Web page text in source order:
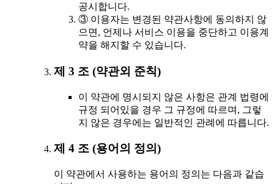
공시합니다.
③ 이용자는 변경된 약관사항에 동의하지 않
으면, 언제나 서비스 이용을 중단하고 이용계
약을 해지할 수 있습니다.
제 3 조 (약관외 준칙)
이 약관에 명시되지 않은 사항은 관계 법령에
규정 되어있을 경우 그 규정에 따르며, 그렇
지 않은 경우에는 일반적인 관례에 따릅니다.
제 4 조 (용어의 정의)
이 약관에서 사용하는 용어의 정의는 다음과 같습